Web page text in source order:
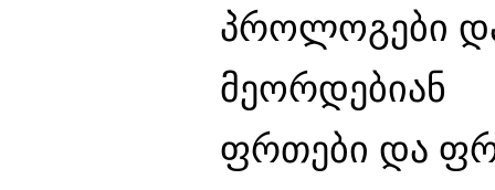
პროლოგები
მეორდებიან
ფრთები და